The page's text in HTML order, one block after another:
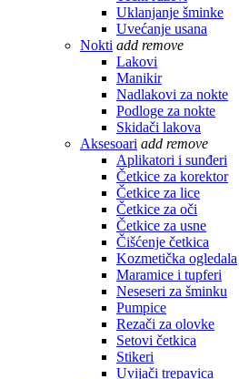
Uklanjanje šminke
Uvećanje usana
Nokti add remove
Lakovi
Manikir
Nadlakovi za nokte
Podloge za nokte
Skidači lakova
Aksesoari add remove
Aplikatori i sunđeri
Četkice za korektor
Četkice za lice
Četkice za oči
Četkice za usne
Čišćenje četkica
Kozmetička ogledala
Maramice i tupferi
Neseseri za šminku
Pumpice
Rezači za olovke
Setovi četkica
Stikeri
Uvijači trepavica